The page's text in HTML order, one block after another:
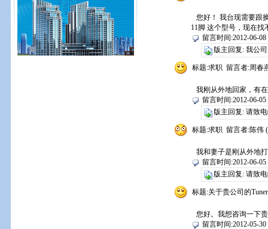
您好！ 我台现需要跟
11脚 这个型号，现在
留言时间:2012-06-08
版主回复: 我公
标题:求职 留言者:周春
我刚从外地回家，有
留言时间:2012-06-05
版主回复: 请致电
标题:求职 留言者:陈伟
我和妻子是刚从外地
留言时间:2012-06-05
版主回复: 请致电
标题:关于贵公司的
您好。我想咨询一下
留言时间:2012-05-30